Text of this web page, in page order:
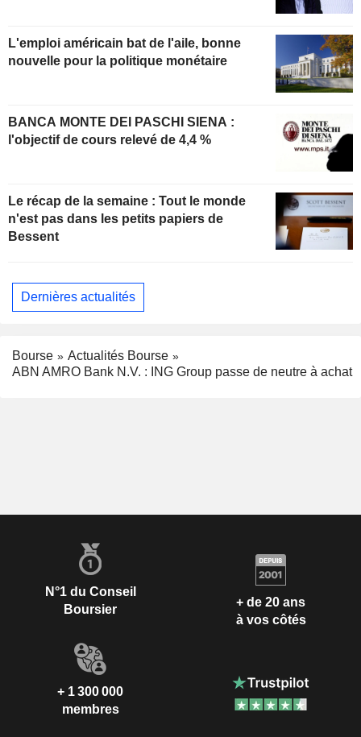
L'emploi américain bat de l'aile, bonne
nouvelle pour la politique monétaire
BANCA MONTE DEI PASCHI SIENA :
l'objectif de cours relevé de 4,4 %
Le récap de la semaine : Tout le monde
n'est pas dans les petits papiers de
Bessent
Dernières actualités
Bourse
Actualités Bourse
ABN AMRO Bank N.V. : ING Group passe de neutre à achat
N°1 du Conseil
Boursier
+ de 20 ans
à vos côtés
+ 1 300 000
membres